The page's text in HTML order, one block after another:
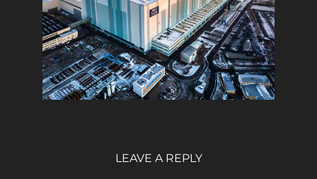
LEAVE A REPLY